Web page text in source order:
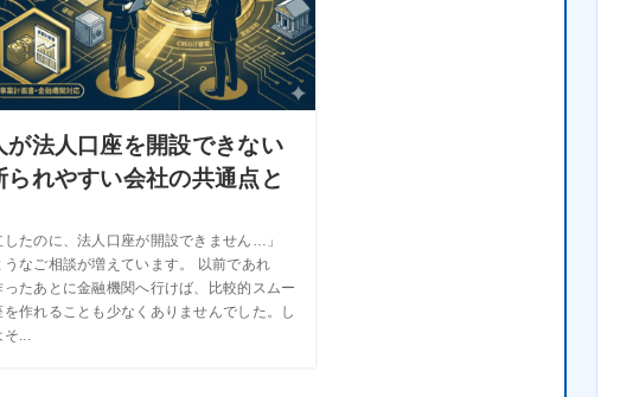
が法人口座を開設できない
られやすい会社の共通点と
したのに、法人口座が開設できません…」
うなご相談が増えています。 以前であれ
ったあとに金融機関へ行けば、比較的スムー
を作れることも少なくありませんでした。し
...